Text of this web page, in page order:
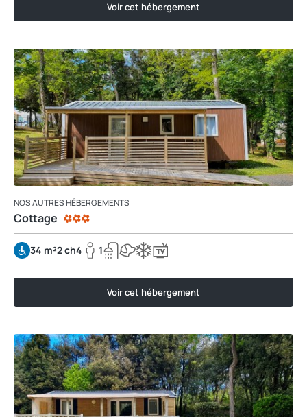
Voir cet hébergement
NOS AUTRES HÉBERGEMENTS
Cottage
34 m²2 ch4 1
Voir cet hébergement